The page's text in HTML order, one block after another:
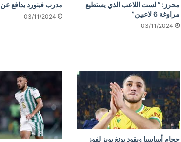
محرز: ” لست اللاعب الذي يستطيع
مراوغة 6 لاعبين”
03/11/2024
مدرب فينورد يدافع
03/11/2024
حجام أساسيا ويقود يونغ بويز لفوز